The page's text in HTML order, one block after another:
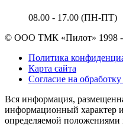
08.00 - 17.00 (ПН-ПТ)
© ООО ТМК «Пилот» 1998 -
Политика
Карта сайта
Согласие на
Вся информация,
информационный характер
определяемой